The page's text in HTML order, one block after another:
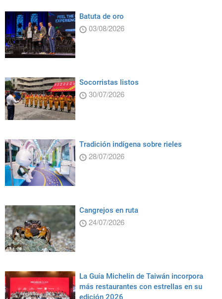
Batuta de oro
03/08/2026
Socorristas listos
30/07/2026
Tradición indígena sobre rieles
28/07/2026
Cangrejos en ruta
24/07/2026
La Guía Michelin de Taiwán incorpora
más restaurantes con estrellas en su